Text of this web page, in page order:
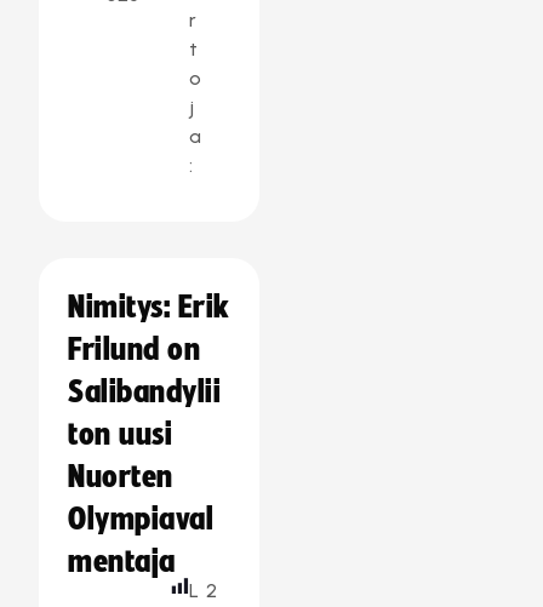
r
t
o
j
a
:
Nimitys: Erik
Frilund on
Salibandylii
ton uusi
Nuorten
Olympiaval
mentaja
L 2